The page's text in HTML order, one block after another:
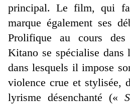
principal. Le film, qui
marque également ses
Prolifique au cours des
Kitano se spécialise
dans lesquels il impose
violence crue et stylisée,
lyrisme désenchanté («